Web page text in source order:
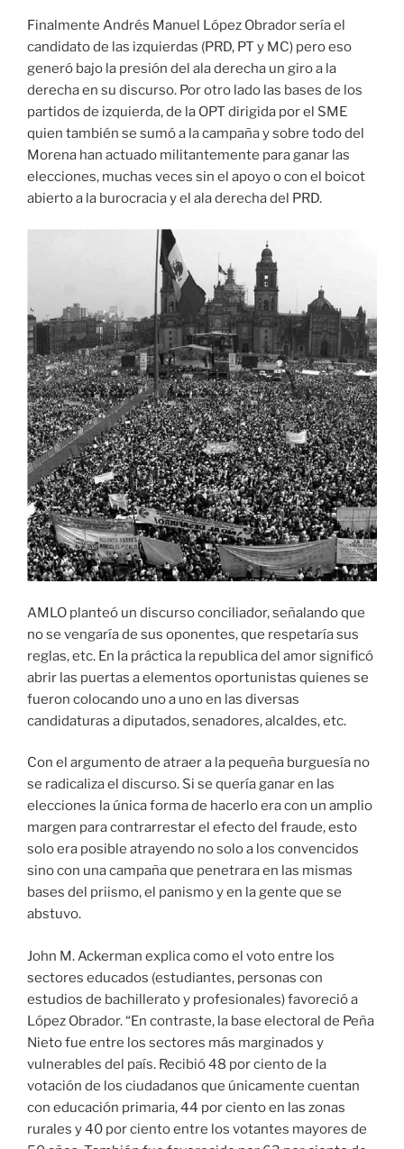
Finalmente Andrés Manuel López Obrador sería el
candidato de las izquierdas (PRD, PT y MC) pero eso
generó bajo la presión del ala derecha un giro a la
derecha en su discurso. Por otro lado las bases de los
partidos de izquierda, de la OPT dirigida por el SME
quien también se sumó a la campaña y sobre todo del
Morena han actuado militantemente para ganar las
elecciones, muchas veces sin el apoyo o con el boicot
abierto a la burocracia y el ala derecha del PRD.
AMLO planteó un discurso conciliador, señalando que
no se vengaría de sus oponentes, que respetaría sus
reglas, etc. En la práctica la republica del amor significó
abrir las puertas a elementos oportunistas quienes se
fueron colocando uno a uno en las diversas
candidaturas a diputados, senadores, alcaldes, etc.
Con el argumento de atraer a la pequeña burguesía no
se radicaliza el discurso. Si se quería ganar en las
elecciones la única forma de hacerlo era con un amplio
margen para contrarrestar el efecto del fraude, esto
solo era posible atrayendo no solo a los convencidos
sino con una campaña que penetrara en las mismas
bases del priismo, el panismo y en la gente que se
abstuvo.
John M. Ackerman explica como el voto entre los
sectores educados (estudiantes, personas con
estudios de bachillerato y profesionales) favoreció a
López Obrador. “En contraste, la base electoral de Peña
Nieto fue entre los sectores más marginados y
vulnerables del país. Recibió 48 por ciento de la
votación de los ciudadanos que únicamente cuentan
con educación primaria, 44 por ciento en las zonas
rurales y 40 por ciento entre los votantes mayores de